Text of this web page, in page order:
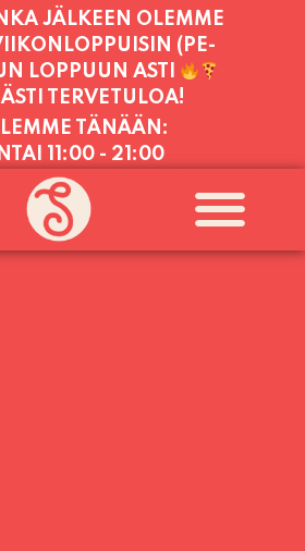
TÄNÄÄN:
11:00 - 21:00
PÄIVITTÄIN (MA-SU
SUNNUNTAIHIN 16.8.
JÄLKEEN OLEMME
(PE-
LOPPUUN ASTI
TERVETULOA!